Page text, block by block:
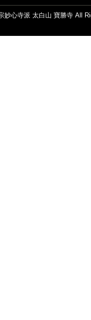
妙心寺派 太白山 寶勝寺 All